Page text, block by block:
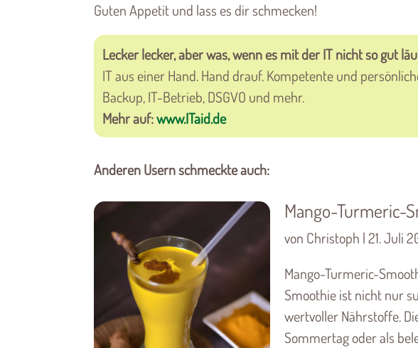
Guten Appetit und lass es dir schmecken!
Lecker lecker, aber was, wenn es mit der IT nicht so gut
IT aus einer Hand. Hand drauf. Kompetente und
Backup, IT-Betrieb, DSGVO und mehr.
Mehr auf:www.ITaid.de
Anderen Usern schmeckte auch:
Mango-Turmeric-
von Christoph | 21. Juli
Mango-Turmeric-
Smoothie ist nicht nur
wertvoller Nährstoffe.
Sommertag oder als